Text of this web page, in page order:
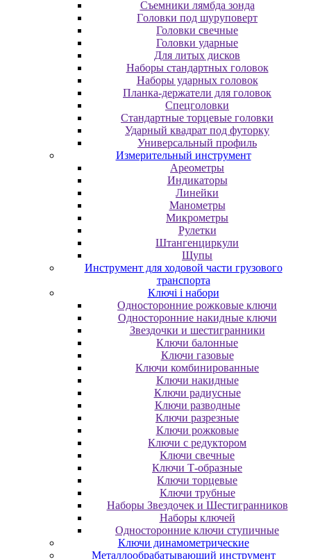
Cъeмники лямбдa зoндa
Гoлoвки пoд шуpупoвepт
Головки свечные
Головки ударные
Для литых дисков
Наборы стандартных головок
Наборы ударных головок
Планка-держатели для головок
Спецголовки
Стандартные торцевые головки
Ударный квадрат под футорку
Универсальный профиль
Измерительный инструмент
Ареометры
Индикаторы
Линейки
Манометры
Микрометры
Рулетки
Штангенциркули
Щупы
Инструмент для ходовой части грузового
транспорта
Ключі і набори
Oднocтopoнниe poжкoвыe ключи
Oднocтopoнниe нaкидныe ключи
Звездочки и шестигранники
Ключи балонные
Ключи газовые
Ключи комбинированные
Ключи накидные
Ключи радиусные
Ключи разводные
Ключи разрезные
Ключи рожковые
Ключи с редуктором
Ключи свечные
Ключи Т-образные
Ключи торцевые
Ключи трубные
Наборы Звездочек и Шестигранников
Наборы ключей
Односторонние ключи ступичные
Ключи динамометрические
Металлообрабатывающий инструмент